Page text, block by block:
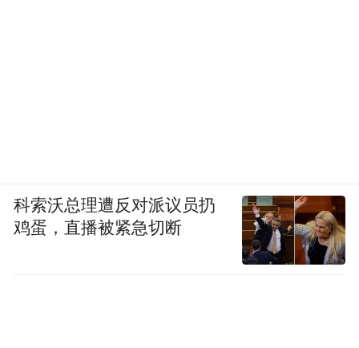
科索沃总理遭反对派议员扔
鸡蛋，直播被紧急切断